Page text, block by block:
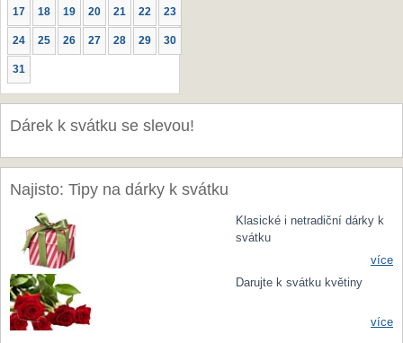
17 18 19 20 21 22 23
24 25 26 27 28 29 30
31
Dárek k svátku se slevou!
Najisto: Tipy na dárky k svátku
Klasické i netradiční dárky k
svátku
více
Darujte k svátku květiny
více